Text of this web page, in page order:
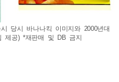
당시 바나나킥 이미지와 2000년대
제공) *재판매 및 DB 금지